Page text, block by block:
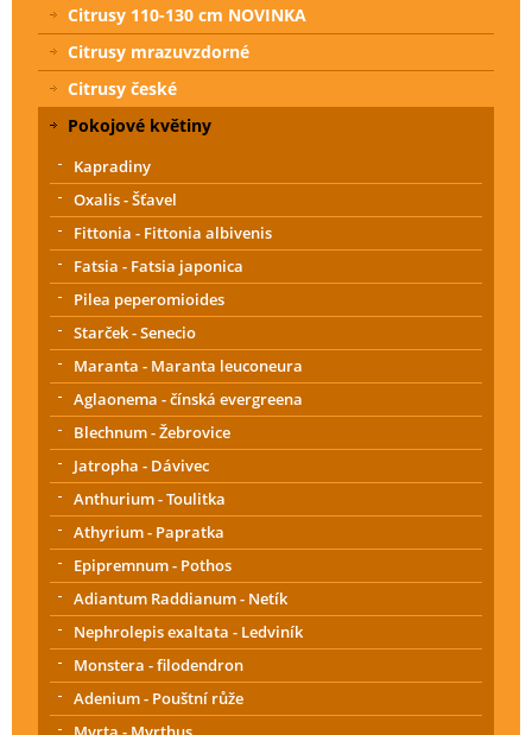
Citrusy 110-130 cm NOVINKA
Citrusy mrazuvzdorné
Citrusy české
Pokojové květiny
Kapradiny
Oxalis - Šťavel
Fittonia - Fittonia albivenis
Fatsia - Fatsia japonica
Pilea peperomioides
Starček - Senecio
Maranta - Maranta leuconeura
Aglaonema - čínská evergreena
Blechnum - Žebrovice
Jatropha - Dávivec
Anthurium - Toulitka
Athyrium - Papratka
Epipremnum - Pothos
Adiantum Raddianum - Netík
Nephrolepis exaltata - Ledviník
Monstera - filodendron
Adenium - Pouštní růže